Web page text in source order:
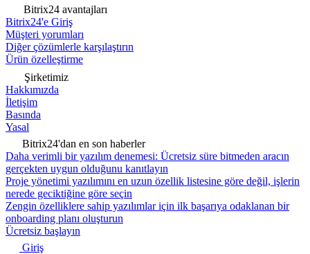
Bitrix24 avantajları
Bitrix24'e Giriş
Müşteri yorumları
Diğer çözümlerle karşılaştırın
Ürün özelleştirme
Şirketimiz
Hakkımızda
İletişim
Basında
Yasal
Bitrix24'dan en son haberler
Daha verimli bir yazılım denemesi: Ücretsiz süre bitmeden aracın
gerçekten uygun olduğunu kanıtlayın
Proje yönetimi yazılımını en uzun özellik listesine göre değil, işlerin
nerede geciktiğine göre seçin
Zengin özelliklere sahip yazılımlar için ilk başarıya odaklanan bir
onboarding planı oluşturun
Ücretsiz başlayın
Giriş